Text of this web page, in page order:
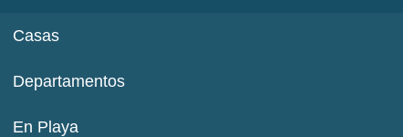
Casas
Departamentos
En Playa